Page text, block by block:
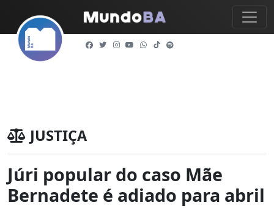
JUSTIÇA
Júri popular do caso Mãe
Bernadete é adiado para abril